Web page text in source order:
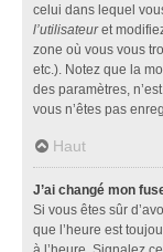
celui dans lequel
l’utilisateuret
zone où vous vous
etc.). Notez que la
des paramètres,
vous n’êtes pas
Haut
J’ai changé mon
Si vous êtes sûr
que l’heure est